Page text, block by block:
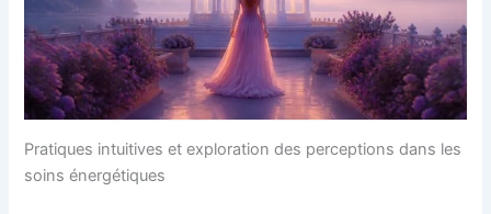
Pratiques intuitives et exploration des perceptions dans les
soins énergétiques